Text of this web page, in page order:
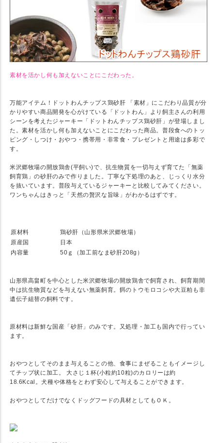
素材を活かし何も加えないことにこだわった。
万能アイテム！ドットわんチップス鶏砂肝 「素材」にこだわり品質が分
かりやすい商品開発を心がけている「ドットわん」より飼主さんの利用
シーンを考えたジャーキー「ドットわんチップス鶏砂肝」が登場しまし
た。素材を活かし何も加えないことにこだわった商品。普段食へのトッ
ピング・しつけ・おやつ・携帯用・非常食・プレゼントと用途は多彩で
す。
米沢郷牧場の開放鶏舎(平飼い)で、抗生物質を一切与えず育てた「無薬
飼育鶏」の砂肝のみで作りました。丁寧な下処理のあと、じっくり水分
を抜いています。普段与えているジャーキーと比較してみてください。
ワンちゃんはきっと「天然の贅沢な旨味」がわかるはずです。
原材料
鶏砂肝（山形県米沢郷牧場）
原産国
日本
内容量
50ｇ（加工前なま砂肝208g）
山形県高畠町を中心とした米沢郷牧場の開放鶏舎で飼育され、飼育期間
中は抗生物質などを与えない無薬飼育。餌のトウモロコシや大豆粕も非
遺伝子組替の飼料です。
原材料は新鮮な国産「砂肝」のみです。又処理・加工も国内で行ってい
ます。
おやつとしてそのまま与えることの他、食事にまぜることもイメージし
てチップ状に加工。 大さじ１杯(小粒約10粒)のカロリーは約
18.6Kcal。犬種や体格をとわず安心して与えることができます。
おやつとしてだけでなくドッグフードの具材としてもＯＫ。